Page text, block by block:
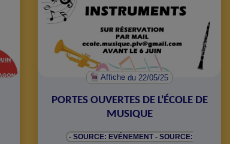
Affichedu 22/05/25
PORTES OUVERTES DE L'ÉCOLE DE
MUSIQUE
- SOURCE: EVÉNEMENT- SOURCE: